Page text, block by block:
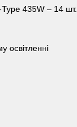
435W – 14 шт.
освітленні